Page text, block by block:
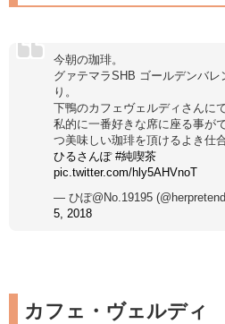
今朝の珈琲。
グァテマラSHB ゴールデンバレ
り。
下鴨のカフェヴェルディさんにて
私的に一番好きな席に座る事が
つ美味しい珈琲を頂けるよき仕
ひるさんぽ #純喫茶
pic.twitter.com/hly5AHVnoT
— ひぽ@No.19195
5, 2018
カフェ・ヴェルディ